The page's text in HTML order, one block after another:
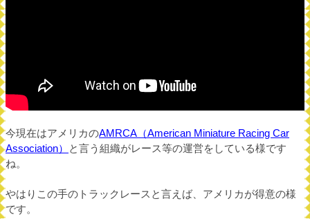
今現在はアメリカのAMRCA（American Miniature Racing Car
Association）
と言う組織がレース等の運営をしている様です
ね。
やはりこの手のトラックレースと言えば、アメリカが得意の様
です。